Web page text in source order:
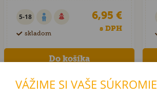
5-18
skladom
6,95 €
s DPH
VÁŽIME SI VAŠE SÚKROMIE